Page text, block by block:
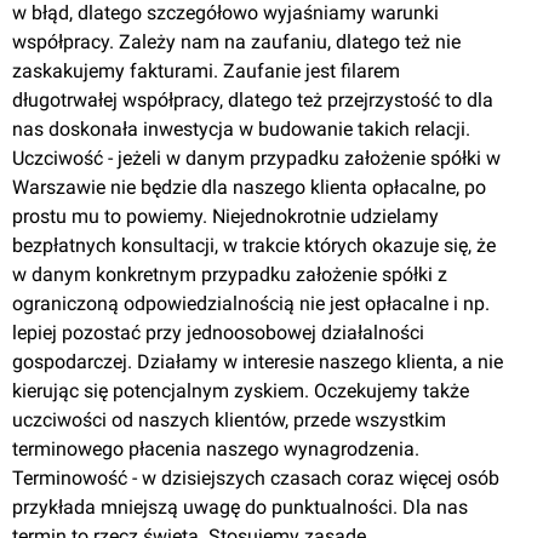
w błąd, dlatego szczegółowo wyjaśniamy warunki
współpracy. Zależy nam na zaufaniu, dlatego też nie
zaskakujemy fakturami. Zaufanie jest filarem
długotrwałej współpracy, dlatego też przejrzystość to dla
nas doskonała inwestycja w budowanie takich relacji.
Uczciwość - jeżeli w danym przypadku założenie spółki w
Warszawie nie będzie dla naszego klienta opłacalne, po
prostu mu to powiemy. Niejednokrotnie udzielamy
bezpłatnych konsultacji, w trakcie których okazuje się, że
w danym konkretnym przypadku założenie spółki z
ograniczoną odpowiedzialnością nie jest opłacalne i np.
lepiej pozostać przy jednoosobowej działalności
gospodarczej. Działamy w interesie naszego klienta, a nie
kierując się potencjalnym zyskiem. Oczekujemy także
uczciwości od naszych klientów, przede wszystkim
terminowego płacenia naszego wynagrodzenia.
Terminowość - w dzisiejszych czasach coraz więcej osób
przykłada mniejszą uwagę do punktualności. Dla nas